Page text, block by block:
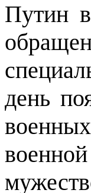
Путин
день